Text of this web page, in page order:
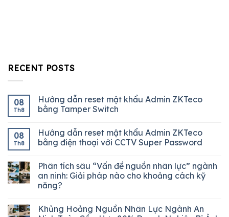
RECENT POSTS
08
Th8
Hướng dẫn reset mật khẩu Admin ZKTeco
bằng Tamper Switch
08
Th8
Hướng dẫn reset mật khẩu Admin ZKTeco
bằng điện thoại với CCTV Super Password
Phân tích sâu “Vấn đề nguồn nhân lực” ngành
an ninh: Giải pháp nào cho khoảng cách kỹ
năng?
Khủng Hoảng Nguồn Nhân Lực Ngành An